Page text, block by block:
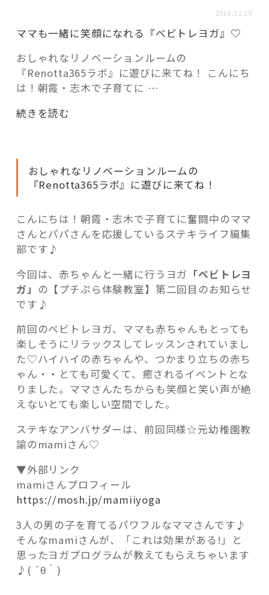
「モノ」
fleXe リノベ事例
コーディネーター紹介
これからの暮らし 住み替え相談
記事検索
2018.12.19
ママも一緒に笑顔になれる『べビトレヨガ』♡
おしゃれなリノベーションルームの
『Renotta365ラボ』に遊びに来てね！ こんにち
は！朝霞・志木で子育てに …
“マ
一
顔
に
な
る
『べ
ビ
ト
レ
ヨ
ガ』
♡”
の
続きを読む
おしゃれなリノベーションルームの
『Renotta365ラボ』に遊びに来てね！
こんにちは！朝霞・志木で子育てに奮闘中のママ
さんとパパさんを応援しているステキライフ編集
部です♪
今回は、赤ちゃんと一緒に行うヨガ 「ベビトレヨ
ガ」 の【プチぷら体験教室】第二回目のお知らせ
です♪
前回のベビトレヨガ、ママも赤ちゃんもとっても
楽しそうにリラックスしてレッスンされていまし
た♡ハイハイの赤ちゃんや、つかまり立ちの赤ち
ゃん・・とても可愛くて、癒されるイベントとな
りました。ママさんたちからも笑顔と笑い声が絶
えないとても楽しい空間でした。
ステキなアンバサダーは、前回同様☆元幼稚園教
諭のmamiさん♡
▼外部リンク
mamiさんプロフィール
https://mosh.jp/mamiiyoga
3人の男の子を育てるパワフルなママさんです♪
そんなmamiさんが、「これは効果がある!」と
思ったヨガプログラムが教えてもらえちゃいます
♪( ´θ｀)